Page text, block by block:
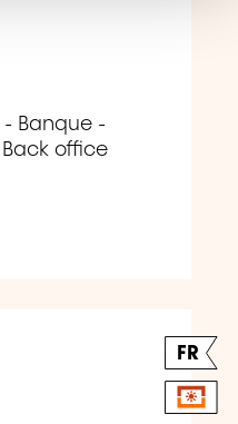
- Banque -
office
FR